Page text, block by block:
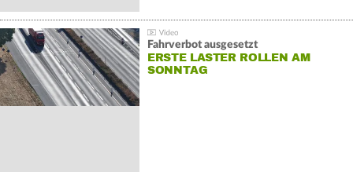
Fahrverbot ausgesetzt
ERSTE LASTER ROLLEN AM
SONNTAG